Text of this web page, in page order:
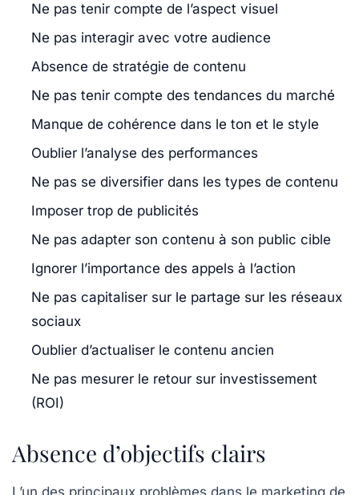
Ne pas tenir compte de l’aspect visuel
Ne pas interagir avec votre audience
Absence de stratégie de contenu
Ne pas tenir compte des tendances du marché
Manque de cohérence dans le ton et le style
Oublier l’analyse des performances
Ne pas se diversifier dans les types de contenu
Imposer trop de publicités
Ne pas adapter son contenu à son public cible
Ignorer l’importance des appels à l’action
Ne pas capitaliser sur le partage sur les réseaux
sociaux
Oublier d’actualiser le contenu ancien
Ne pas mesurer le retour sur investissement
(ROI)
Absence d’objectifs clairs